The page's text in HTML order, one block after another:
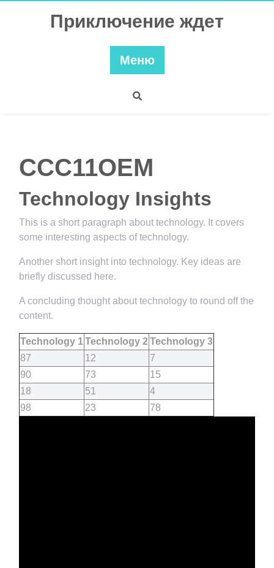
Приключение ждет
Меню
CCC11OEM
Technology Insights
This is a short paragraph about technology. It covers
some interesting aspects of technology.
Another short insight into technology. Key ideas are
briefly discussed here.
A concluding thought about technology to round off the
content.
Technology 1Technology 2 Technology 3
87
12
7
90
73
15
18
51
4
98
23 78